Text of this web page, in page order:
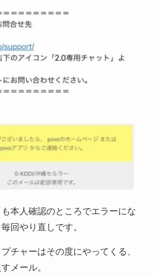
本人確認のところでエラーにな
回やり直しです。
チャーはその度にやってくる、
メール。